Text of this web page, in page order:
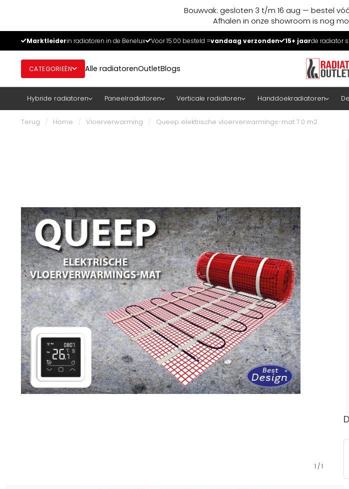
Bouwvak: gesloten 3 t/m 16 aug — bestel
Afhalen in onze showroom is nog
Marktleiderin radiatoren in de Benelux Voor 15:00 besteld =vandaag verzonden 15+ jaarde radiator
CATEGORIEËN Alle radiatorenOutletBlogs
Hybride radiatoren Paneelradiatoren Verticale radiatoren Handdoekradiatoren
Terug / Home / Vloerverwarming / Queep elektrische vloerverwarmings-mat 7.0 m2
1 /1